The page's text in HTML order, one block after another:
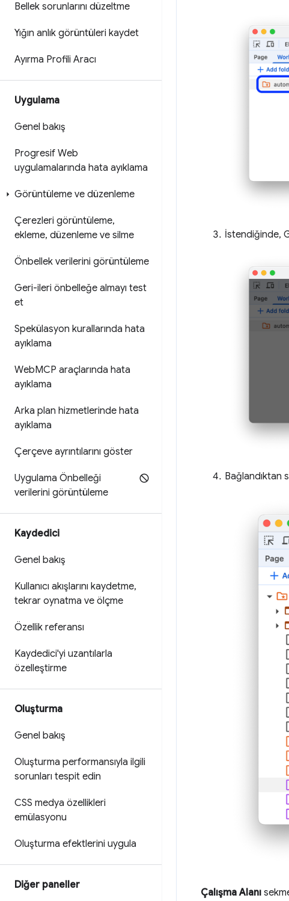
Bellek sorunlarını düzeltme
Yığın anlık görüntüleri kaydet
Ayırma Profili Aracı
Uygulama
Genel bakış
Progresif Web
uygulamalarında hata ayıklama
Görüntüleme ve düzenleme
Çerezleri görüntüleme,
ekleme, düzenleme ve silme
Önbellek verilerini görüntüleme
Geri-ileri önbelleğe almayı test
et
Spekülasyon kurallarında hata
ayıklama
WebMCP araçlarında hata
ayıklama
Arka plan hizmetlerinde hata
ayıklama
Çerçeve ayrıntılarını göster
Uygulama Önbelleği
verilerini görüntüleme
Kaydedici
Genel bakış
Kullanıcı akışlarını kaydetme,
tekrar oynatma ve ölçme
Özellik referansı
Kaydedici'yi uzantılarla
özelleştirme
Oluşturma
Genel bakış
Oluşturma performansıyla ilgili
sorunları tespit edin
CSS medya özellikleri
emülasyonu
Oluşturma efektlerini uygula
Diğer paneller
İstendiğinde,
Bağlandıktan
Çalışma Alanı